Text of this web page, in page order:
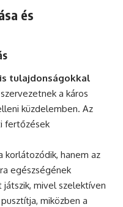
és
tulajdonságokkal
a káros
küzdelemben. Az
fertőzések
korlátozódik, hanem az
egészségének
mivel szelektíven
miközben a